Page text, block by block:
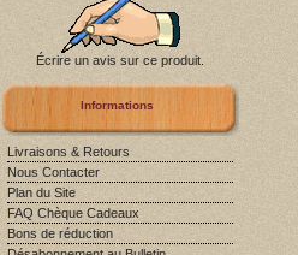
Écrire un avis sur ce produit.
Informations
Livraisons & Retours
Nous Contacter
Plan du Site
FAQ Chèque Cadeaux
Bons de réduction